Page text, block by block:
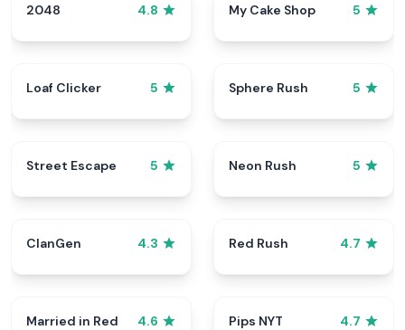
2048 4.8 My Cake Shop 5
Loaf Clicker 5 Sphere Rush 5
Street Escape 5 Neon Rush 5
ClanGen 4.3 Red Rush 4.7
Married in Red 4.6 Pips NYT 4.7